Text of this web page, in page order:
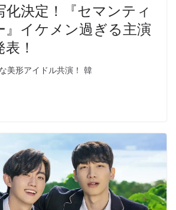
化決定！『セマンティ
』イケメン過ぎる主演
！
美形アイドル共演！ 韓